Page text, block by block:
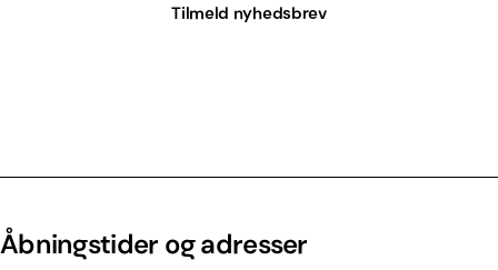
Tilmeld nyhedsbrev
Åbningstider og adresser